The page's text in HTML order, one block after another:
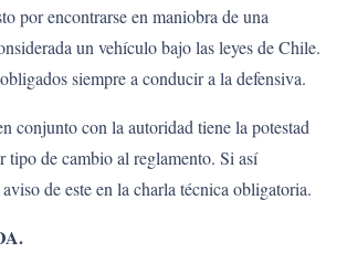
por encontrarse en maniobra de una
un vehículo bajo las leyes de Chile.
siempre a conducir a la defensiva.
conjunto con la autoridad tiene la potestad
tipo de cambio al reglamento. Si así
de este en la charla técnica obligatoria.